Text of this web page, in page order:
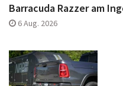
Barracuda Razzer am
6 Aug. 2026